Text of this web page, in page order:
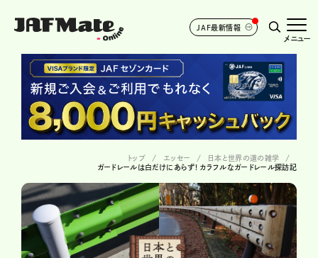
JAF最新情報
メニュー
トップ エッセー
日本と世界の道の雑学
ガードレールは白だけにあらず! カラフルなガードレール探訪記